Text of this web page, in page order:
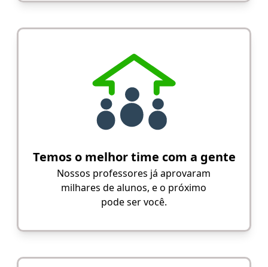
Temos o melhor time com a gente
Nossos professores já aprovaram
milhares de alunos, e o próximo
pode ser você.